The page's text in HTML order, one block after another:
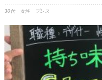
30代 女性 プレス